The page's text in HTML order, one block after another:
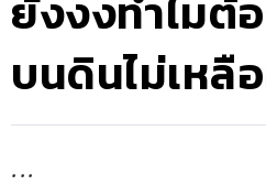
ยังงงทำไมต้
บนดินไม่เหลือ
...